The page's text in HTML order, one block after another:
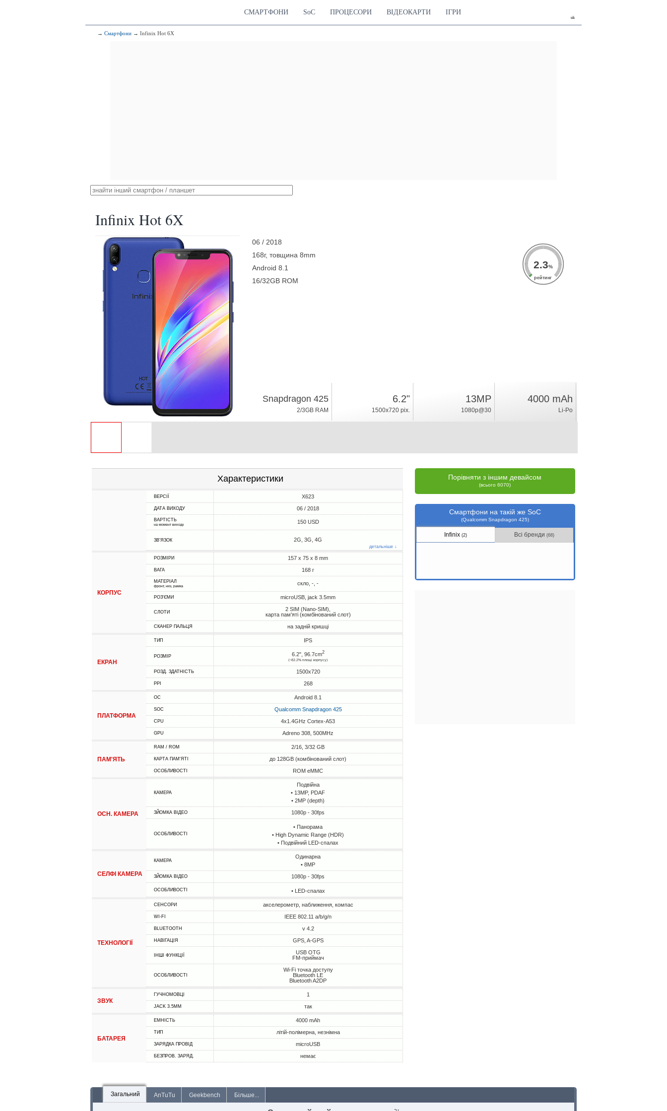
uk
СМАРТФОНИ SoC ПРОЦЕСОРИ ВІДЕОКАРТИ ІГРИ
→ Смартфони → Infinix Hot 6X
Infinix Hot 6X
06 / 2018
168г, товщина 8mm
Android 8.1
16/32GB ROM
2.3%
рейтинг
Snapdragon 425
2/3GB RAM
6.2"
1500x720 pix.
13MP
1080p@30
4000 mAh
Li-Po
Характеристики
ВЕРСІЇ X623
ДАТА ВИХОДУ 06 / 2018
ВАРТІСТЬ
на момент виходу 150 USD
ЗВ'ЯЗОК 2G, 3G, 4G
детальніше ↓
КОРПУС
РОЗМІРИ 157 x 75 x 8 mm
ВАГА 168 г
МАТЕРІАЛ
фронт, низ, рамка скло, -, -
РОЗ'ЄМИ microUSB, jack 3.5mm
СЛОТИ
2 SIM (Nano-SIM),
карта пам'яті (комбінований слот)
СКАНЕР ПАЛЬЦЯ на задній кришці
ЕКРАН
ТИП IPS
РОЗМІР 6.2", 96.7cm2
(~82.2% площі корпусу)
РОЗД. ЗДАТНІСТЬ 1500x720
PPI 268
ПЛАТФОРМА
ОС Android 8.1
SOC Qualcomm Snapdragon 425
CPU 4x1.4GHz Cortex-A53
GPU Adreno 308, 500MHz
ПАМ'ЯТЬ
RAM / ROM 2/16, 3/32 GB
КАРТА ПАМ'ЯТІ до 128GB (комбінований слот)
ОСОБЛИВОСТІ ROM eMMC
ОСН. КАМЕРА
КАМЕРА
Подвійна
• 13MP, PDAF
• 2MP (depth)
ЗЙОМКА ВІДЕО 1080p - 30fps
ОСОБЛИВОСТІ
• Панорама
• High Dynamic Range (HDR)
• Подвійний LED-спалах
СЕЛФІ КАМЕРА
КАМЕРА
Одинарна
• 8MP
ЗЙОМКА ВІДЕО 1080p - 30fps
ОСОБЛИВОСТІ • LED-спалах
ТЕХНОЛОГІЇ
СЕНСОРИ акселерометр, наближення, компас
WI-FI IEEE 802.11 a/b/g/n
BLUETOOTH v 4.2
НАВІГАЦІЯ GPS, A-GPS
ІНШІ ФУНКЦІЇ
USB OTG
FM-приймач
ОСОБЛИВОСТІ
Wi-Fi точка доступу
Bluetooth LE
Bluetooth A2DP
ЗВУК
ГУЧНОМОВЦІ 1
JACK 3.5MM так
БАТАРЕЯ
ЕМНІСТЬ 4000 mAh
ТИП літій-полімерна, незнімна
ЗАРЯДКА ПРОВІД microUSB
БЕЗПРОВ. ЗАРЯД. немає
Порівняти з іншим девайсом
(всього 6070)
Смартфони на такій же SoC
(Qualcomm Snapdragon 425)
Infinix(2) Всі бренди (68)
Загальний AnTuTu Geekbench Більше...